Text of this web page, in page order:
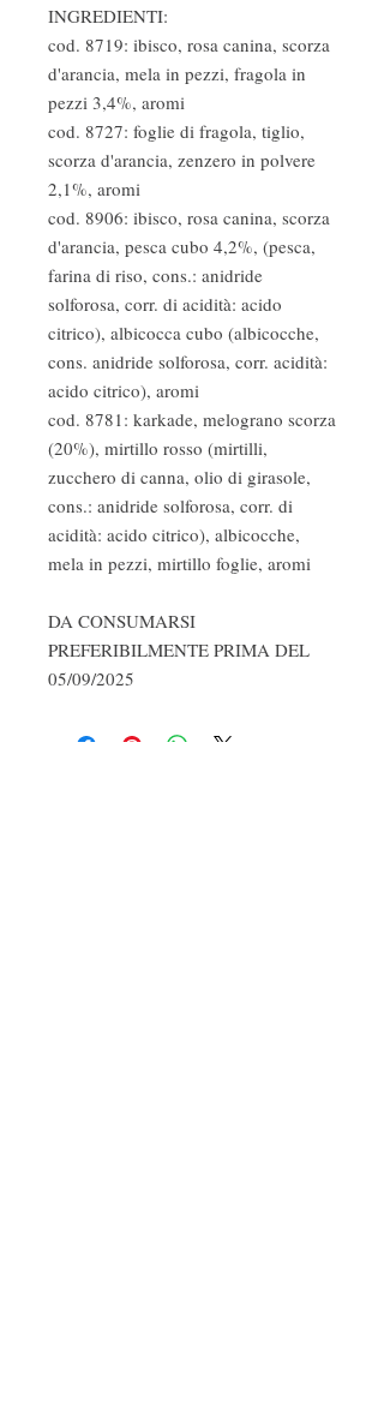
INGREDIENTI:
cod. 8719: ibisco, rosa canina, scorza
d'arancia, mela in pezzi, fragola in
pezzi 3,4%, aromi
cod. 8727: foglie di fragola, tiglio,
scorza d'arancia, zenzero in polvere
2,1%, aromi
cod. 8906: ibisco, rosa canina, scorza
d'arancia, pesca cubo 4,2%, (pesca,
farina di riso, cons.: anidride
solforosa, corr. di acidità: acido
citrico), albicocca cubo (albicocche,
cons. anidride solforosa, corr. acidità:
acido citrico), aromi
cod. 8781: karkade, melograno scorza
(20%), mirtillo rosso (mirtilli,
zucchero di canna, olio di girasole,
cons.: anidride solforosa, corr. di
acidità: acido citrico), albicocche,
mela in pezzi, mirtillo foglie, aromi
DA CONSUMARSI
PREFERIBILMENTE PRIMA DEL
05/09/2025